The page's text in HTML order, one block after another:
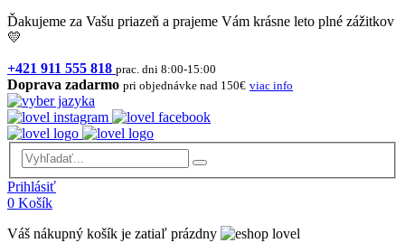
Ďakujeme za Vašu priazeň a prajeme Vám krásne leto plné zážitkov
💛
+421 911 555 818 prac. dni 8:00-15:00
Doprava zadarmo pri objednávke nad 150€ viac info
Prihlásiť
0 Košík
Váš nákupný košík je zatiaľ prázdny